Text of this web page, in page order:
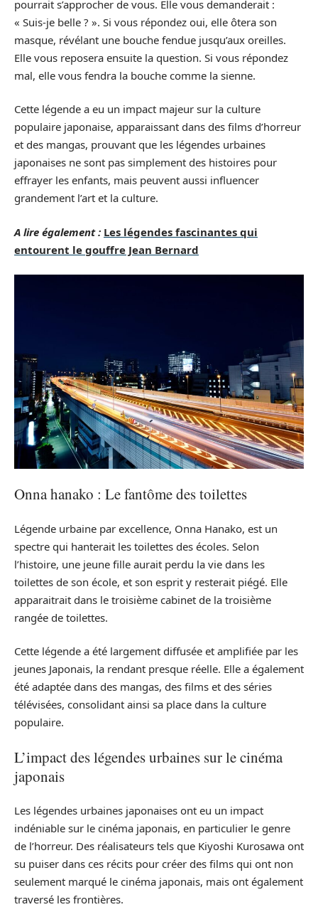
pourrait s’approcher de vous. Elle vous demanderait :
« Suis-je belle ? ». Si vous répondez oui, elle ôtera son
masque, révélant une bouche fendue jusqu’aux oreilles.
Elle vous reposera ensuite la question. Si vous répondez
mal, elle vous fendra la bouche comme la sienne.
Cette légende a eu un impact majeur sur la culture
populaire japonaise, apparaissant dans des films d’horreur
et des mangas, prouvant que les légendes urbaines
japonaises ne sont pas simplement des histoires pour
effrayer les enfants, mais peuvent aussi influencer
grandement l’art et la culture.
A lire également : Les légendes fascinantes qui
entourent le gouffre Jean Bernard
Onna hanako : Le fantôme des toilettes
Légende urbaine par excellence, Onna Hanako, est un
spectre qui hanterait les toilettes des écoles. Selon
l’histoire, une jeune fille aurait perdu la vie dans les
toilettes de son école, et son esprit y resterait piégé. Elle
apparaitrait dans le troisième cabinet de la troisième
rangée de toilettes.
Cette légende a été largement diffusée et amplifiée par les
jeunes Japonais, la rendant presque réelle. Elle a également
été adaptée dans des mangas, des films et des séries
télévisées, consolidant ainsi sa place dans la culture
populaire.
L’impact des légendes urbaines sur le cinéma
japonais
Les légendes urbaines japonaises ont eu un impact
indéniable sur le cinéma japonais, en particulier le genre
de l’horreur. Des réalisateurs tels que Kiyoshi Kurosawa ont
su puiser dans ces récits pour créer des films qui ont non
seulement marqué le cinéma japonais, mais ont également
traversé les frontières.